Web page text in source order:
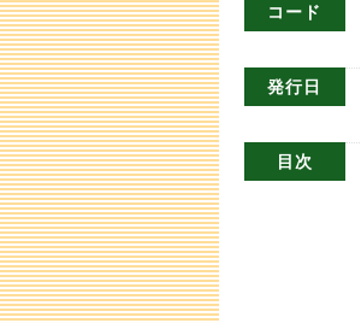
コード
発行日
目次